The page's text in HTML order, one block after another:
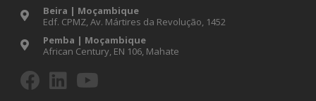
Beira | Moçambique
Edf. CPMZ, Av. Mártires da Revolução, 1452
Pemba | Moçambique
African Century, EN 106, Mahate